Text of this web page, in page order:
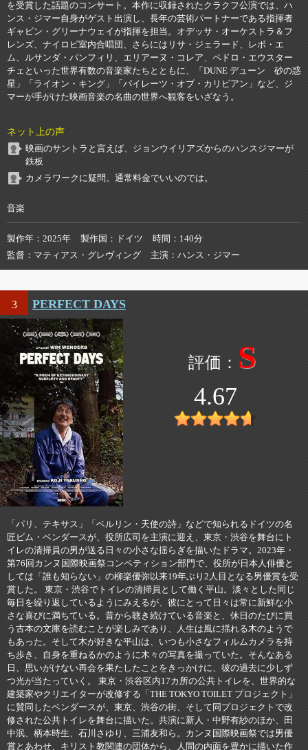
を受賞した話題のコンサート。本作に収録されたクラクフ公演では、ハ
ンス・ジマー自身がゲスト出演し、長年の芸術パートナーである指揮者
ギャビン・グリーナウェイが指揮を担当。オデッサ・オーケストラ＆フ
レンズ、ナイロビ室内合唱団、さらにはリサ・ジェラード、レボ・エ
ム、ルサンダ・パンフィリ、エリアーヌ・コレア、ペドロ・エウスター
チェといった世界有数の音楽家たちとともに、「DUNE デューン 砂の惑
星」「ライオン・キング」「パイレーツ・オブ・カリビアン」など、ジ
マーが手がけた映画音楽の名曲の世界へ観客をいざなう。
ネット上の声
映画のサントラと言えば、ジョンウイリアズからのハンスジマーが
鉄板
カメラワークに疑問。通常料金でいいのでは。
音楽
製作年 2025年 製作国 ドイツ 時間
140分
監督
マティアス・グレヴィング 主演 ハンス・ジマー
3 PERFECT DAYS
S
4.67
「パリ、テキサス」「ベルリン・天使の詩」などで知られるドイツの名
匠ビム・ベンダースが、役所広司を主演に迎え、東京・渋谷を舞台にト
イレの清掃員の男が送る日々の小さな揺らぎを描いたドラマ。2023年・
第76回カンヌ国際映画祭コンペティション部門で、役所が日本人俳優と
しては「誰も知らない」の柳楽優弥以来19年ぶり2人目となる男優賞を受
賞した。 東京・渋谷でトイレの清掃員として働く平山。淡々とした同じ
毎日を繰り返しているようにみえるが、彼にとって日々は常に新鮮な小
さな喜びに満ちている。昔から聴き続けている音楽と、休日のたびに買
う古本の文庫を読むことが楽しみであり、人生は風に揺れる木のようで
もあった。そして木が好きな平山は、いつも小さなフィルムカメラを持
ち歩き、自身を重ねるかのように木々の写真を撮っていた。そんなある
日、思いがけない再会を果たしたことをきっかけに、彼の過去に少しず
つ光が当たっていく。 東京・渋谷区内17カ所の公共トイレを、世界的な
建築家やクリエイターが改修する「THE TOKYO TOILET プロジェクト」
に賛同したベンダースが、東京、渋谷の街、そして同プロジェクトで改
修された公共トイレを舞台に描いた。共演に新人・中野有紗のほか、田
中泯、柄本時生、石川さゆり、三浦友和ら。カンヌ国際映画祭では男優
賞とあわせ、キリスト教関連の団体から、人間の内面を豊かに描いた作